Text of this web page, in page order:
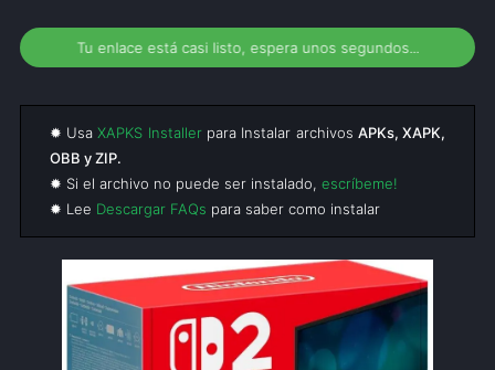
Tu enlace está casi listo, espera unos segundos...
✹ UsaXAPKS Installerpara Instalar archivos APKs, XAPK,
OBB y ZIP.
✹ Si el archivo no puede ser instalado, escríbeme!
✹ Lee Descargar FAQs para saber como instalar